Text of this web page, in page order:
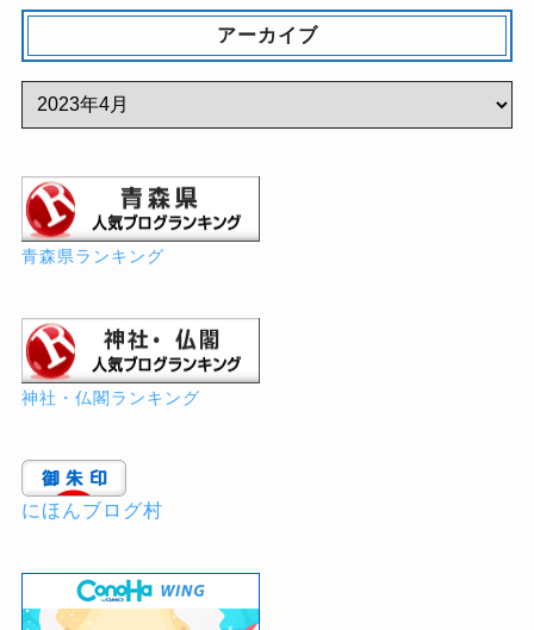
アーカイブ
青森県ランキング
神社・仏閣ランキング
にほんブログ村